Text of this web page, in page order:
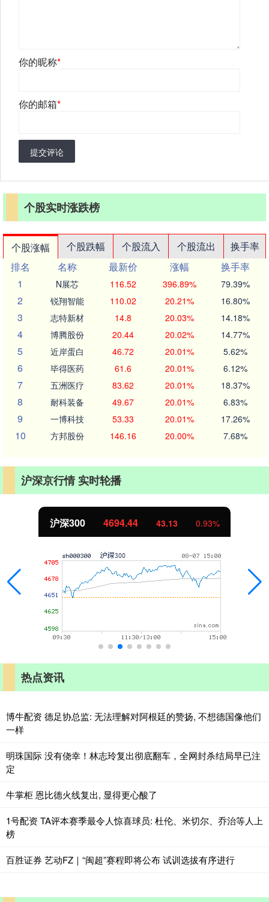
你的昵称*
你的邮箱*
提交评论
个股实时涨跌榜
个股涨幅 个股跌幅 个股流入 个股流出
换手率
排名
名称 最新价 涨幅
换手率
1
N展芯 116.52 396.89% 79.39%
2 锐翔智能 110.02 20.21% 16.80%
3 志特新材 14.8 20.03% 14.18%
4 博腾股份 20.44 20.02% 14.77%
5 近岸蛋白 46.72 20.01% 5.62%
6 毕得医药 61.6 20.01% 6.12%
7 五洲医疗 83.62 20.01% 18.37%
8 耐科装备 49.67 20.01% 6.83%
9 一博科技 53.33 20.01% 17.26%
10 方邦股份 146.16 20.00% 7.68%
沪深京行情 实时轮播
沪深300 4694.44 43.13 0.93%
热点资讯
博牛配资 德足协总监: 无法理解对阿根廷的赞扬, 不想德国像他们
一样
明珠国际 没有侥幸！林志玲复出彻底翻车，全网封杀结局早已注
定
牛掌柜 恩比德火线复出, 显得更心酸了
1号配资 TA评本赛季最令人惊喜球员: 杜伦、米切尔、乔治等人上
榜
百胜证券 艺动FZ｜“闽超”赛程即将公布 试训选拔有序进行